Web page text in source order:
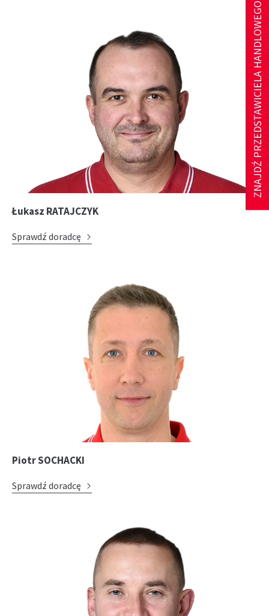
Łukasz RATAJCZYK
Sprawdź doradcę
Piotr SOCHACKI
Sprawdź doradcę
ZNAJDŹ PRZEDSTAWICIELA HANDLOWEGO